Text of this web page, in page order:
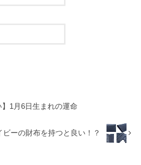
】1月6日生まれの運命
ビーの財布を持つと良い！？